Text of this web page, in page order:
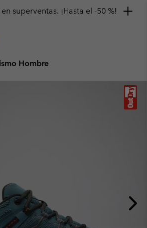
superventas. ¡Hasta el -50 %!
Hombre